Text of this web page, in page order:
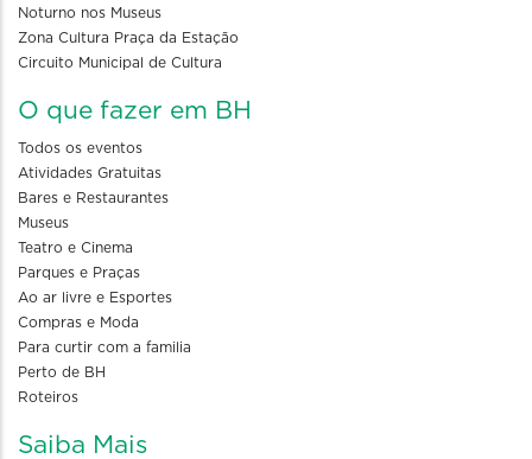
Noturno nos Museus
Zona Cultura Praça da Estação
Circuito Municipal de Cultura
O que fazer em BH
Todos os eventos
Atividades Gratuitas
Bares e Restaurantes
Museus
Teatro e Cinema
Parques e Praças
Ao ar livre e Esportes
Compras e Moda
Para curtir com a familia
Perto de BH
Roteiros
Saiba Mais